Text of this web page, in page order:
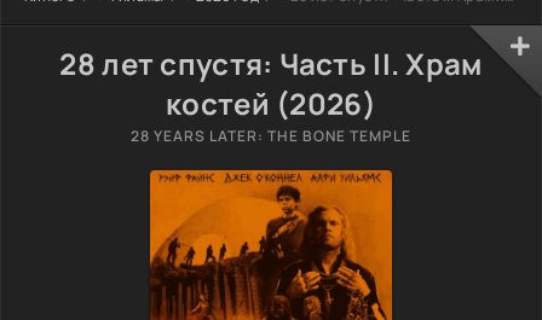
28 лет спустя: Часть II. Храм
костей (2026)
28 YEARS LATER: THE BONE TEMPLE